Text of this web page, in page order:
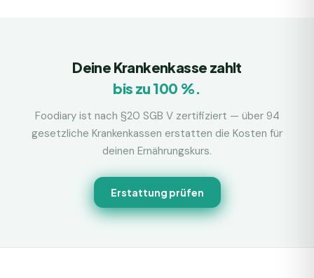
Deine Krankenkasse zahlt
bis zu 100 %.
Foodiary ist nach §20 SGB V zertifiziert — über 94
gesetzliche Krankenkassen erstatten die Kosten für
deinen Ernährungskurs.
Erstattung prüfen